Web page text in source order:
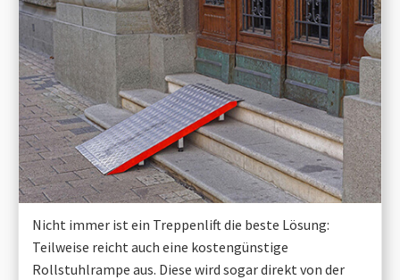
Nicht immer ist ein Treppenlift die beste Lösung:
Teilweise reicht auch eine kostengünstige
Rollstuhlrampe aus. Diese wird sogar direkt von der